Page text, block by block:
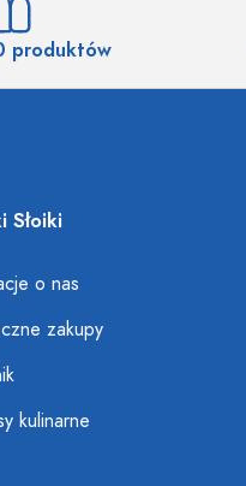
produktów
Słoiki
o nas
zakupy
kulinarne